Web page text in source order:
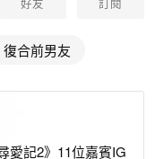
好友 訂閱
復合前男友
愛記2》11位嘉賓IG